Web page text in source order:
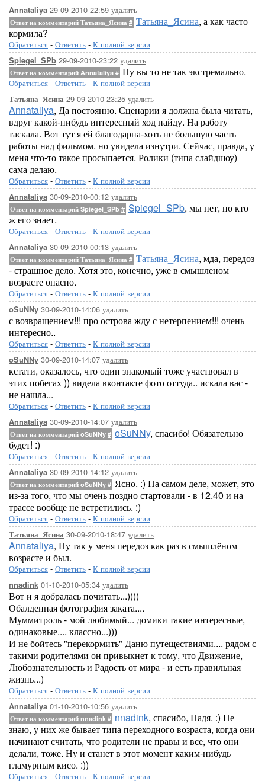
Annataliya 29-09-2010-22:59 удалить
Ответ на комментарий Татьяна_Ясина # Татьяна_Ясина, а как часто
кормила?
Обратиться - Ответить - К полной версии
Spiegel_SPb 29-09-2010-23:22 удалить
Ответ на комментарий Annataliya # Ну вы то не так экстремально.
Обратиться - Ответить - К полной версии
Татьяна_Ясина 29-09-2010-23:25 удалить
Annataliya, Да постоянно. Сценарии я должна была читать,
вдруг какой-нибудь интересный ход найду. На работу
таскала. Вот тут я ей благодарна-хоть не большую часть
работы над фильмом. но увидела изнутри. Сейчас, правда, у
меня что-то такое просыпается. Ролики (типа слайдшоу)
сама делаю.
Обратиться - Ответить - К полной версии
Annataliya 30-09-2010-00:12 удалить
Ответ на комментарий Spiegel_SPb # Spiegel_SPb, мы нет, но кто
ж его знает.
Обратиться - Ответить - К полной версии
Annataliya 30-09-2010-00:13 удалить
Ответ на комментарий Татьяна_Ясина # Татьяна_Ясина, мда, передоз
- страшное дело. Хотя это, конечно, уже в смышленом
возрасте опасно.
Обратиться - Ответить - К полной версии
oSuNNy 30-09-2010-14:06 удалить
с возвращением!!! про острова жду с нетерпением!!! очень
интересно..
Обратиться - Ответить - К полной версии
oSuNNy 30-09-2010-14:07 удалить
кстати, оказалось, что один знакомый тоже участвовал в
этих побегах )) видела вконтакте фото оттуда.. искала вас -
не нашла...
Обратиться - Ответить - К полной версии
Annataliya 30-09-2010-14:07 удалить
Ответ на комментарий oSuNNy # oSuNNy, спасибо! Обязательно
будет! :)
Обратиться - Ответить - К полной версии
Annataliya 30-09-2010-14:12 удалить
Ответ на комментарий oSuNNy # Ясно. :) На самом деле, может, это
из-за того, что мы очень поздно стартовали - в 12.40 и на
трассе вообще не встретились. :)
Обратиться - Ответить - К полной версии
Татьяна_Ясина 30-09-2010-18:47 удалить
Annataliya, Ну так у меня передоз как раз в смышлёном
возрасте и был.
Обратиться - Ответить - К полной версии
nnadink 01-10-2010-05:34 удалить
Вот и я добралась почитать...))))
Обалденная фотография заката....
Муммитроль - мой любимый... домики такие интересные,
одинаковые.... классно...)))
И не бойтесь "перекормить" Даню путеществиями.... рядом с
такими родителями он привыкнет к тому, что Движение,
Любознательность и Радость от мира - и есть правильная
жизнь...)
Обратиться - Ответить - К полной версии
Annataliya 01-10-2010-10:56 удалить
Ответ на комментарий nnadink # nnadink, спасибо, Надя. :) Не
знаю, у них же бывает типа переходного возраста, когда они
начинают считать, что родители не правы и все, что они
делали, тоже. Ну и станет в этот момент каким-нибудь
гламурным кисо. :))
Обратиться - Ответить - К полной версии